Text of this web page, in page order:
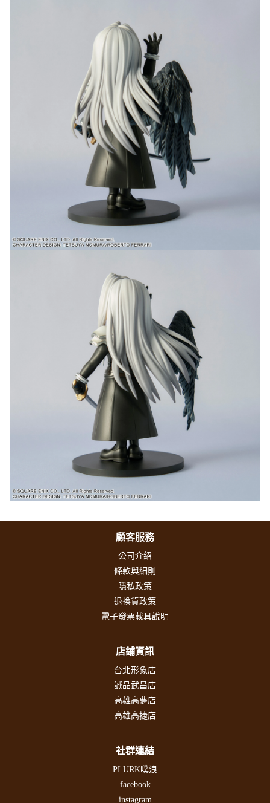
顧客服務
公司介紹
條款與細則
隱私政策
退換貨政策
電子發票載具說明
店鋪資訊
台北形象店
誠品武昌店
高雄高夢店
高雄高捷店
社群連結
PLURK噗浪
facebook
instagram